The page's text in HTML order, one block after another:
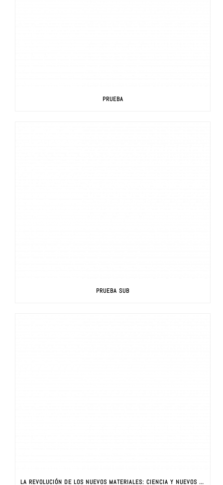
PRUEBA
PRUEBA SUB
LA REVOLUCIÓN DE LOS NUEVOS MATERIALES: CIENCIA Y NUEVOS MATERIALES